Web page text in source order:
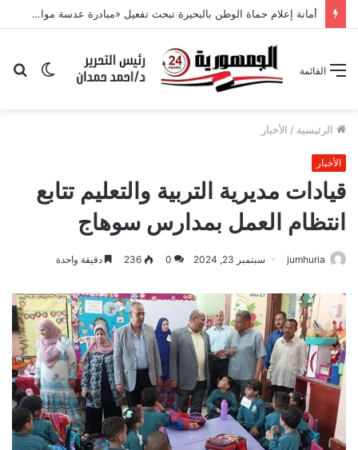
أمانة إعلام حماة الوطن بالبحيرة تبحث تفعيل «مبادرة عدسة مواطن» وتكثيف التواصل مع القرى
الوضع
القائمة
الرئيسية / الأخبار
الأخبار
قيادات مديرية التربية والتعليم تتابع
انتظام العمل بمدارس سوهاج
jumhuria سبتمبر 23, 2024 0
236 دقيقة واحدة